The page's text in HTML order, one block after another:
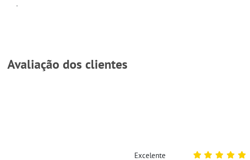
.
Avaliação dos clientes
Excelente